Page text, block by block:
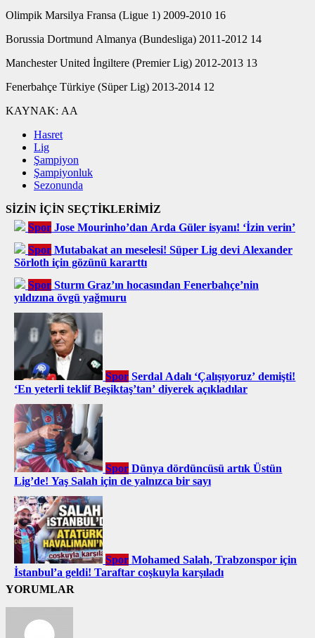
Olimpik Marsilya Fransa (Ligue 1) 2009-2010 16
Borussia Dortmund Almanya (Bundesliga) 2011-2012 14
Manchester United İngiltere (Premier Lig) 2012-2013 13
Fenerbahçe Türkiye (Süper Lig) 2013-2014 12
KAYNAK: AA
Hasret
Lig
Şampiyon
Şampiyonluk
Sezonunda
SİZİN İÇİN SEÇTİKLERİMİZ
Spor Jose Mourinho’dan Arda Güler isyanı! ‘İzin verin’
Spor Mutabakat an meselesi! Süper Lig devi Alexander
Sörloth için gözünü kararttı
Spor Sturm Graz’ın hocasından Fenerbahçe’nin
yıldızına övgü yağmuru
Spor Serdal Adalı ‘Çalışıyoruz’ demişti!
‘En yeterli teklif Beşiktaş’tan’ diyerek açıkladılar
Spor Dünya dördüncüsü artık Üstün
Lig’de! Yaş Salah için de yalnızca bir sayı
Spor Mohamed Salah, Trabzonspor için
İstanbul’a geldi! Taraftar coşkuyla karşıladı
YORUMLAR